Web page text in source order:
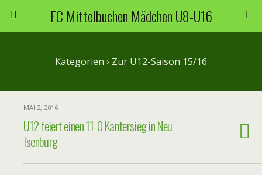
FC Mittelbuchen Mädchen U8-U16
Kategorien › Zur U12-Saison 15/16
MAI 2, 2016
U12 feiert einen 11-0 Kantersieg in Neu
Isenburg